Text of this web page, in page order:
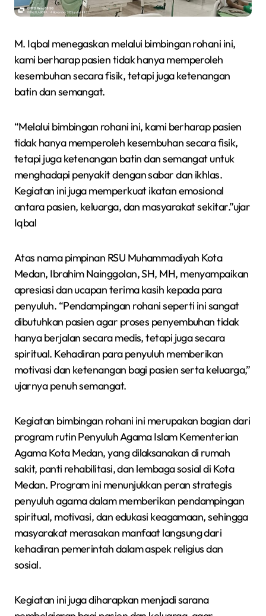
M. Iqbal menegaskan melalui bimbingan rohani ini,
kami berharap pasien tidak hanya memperoleh
kesembuhan secara fisik, tetapi juga ketenangan
batin dan semangat.
“Melalui bimbingan rohani ini, kami berharap pasien
tidak hanya memperoleh kesembuhan secara fisik,
tetapi juga ketenangan batin dan semangat untuk
menghadapi penyakit dengan sabar dan ikhlas.
Kegiatan ini juga memperkuat ikatan emosional
antara pasien, keluarga, dan masyarakat sekitar.”ujar
Iqbal
Atas nama pimpinan RSU Muhammadiyah Kota
Medan, Ibrahim Nainggolan, SH, MH, menyampaikan
apresiasi dan ucapan terima kasih kepada para
penyuluh. “Pendampingan rohani seperti ini sangat
dibutuhkan pasien agar proses penyembuhan tidak
hanya berjalan secara medis, tetapi juga secara
spiritual. Kehadiran para penyuluh memberikan
motivasi dan ketenangan bagi pasien serta keluarga,”
ujarnya penuh semangat.
Kegiatan bimbingan rohani ini merupakan bagian dari
program rutin Penyuluh Agama Islam Kementerian
Agama Kota Medan, yang dilaksanakan di rumah
sakit, panti rehabilitasi, dan lembaga sosial di Kota
Medan. Program ini menunjukkan peran strategis
penyuluh agama dalam memberikan pendampingan
spiritual, motivasi, dan edukasi keagamaan, sehingga
masyarakat merasakan manfaat langsung dari
kehadiran pemerintah dalam aspek religius dan
sosial.
Kegiatan ini juga diharapkan menjadi sarana